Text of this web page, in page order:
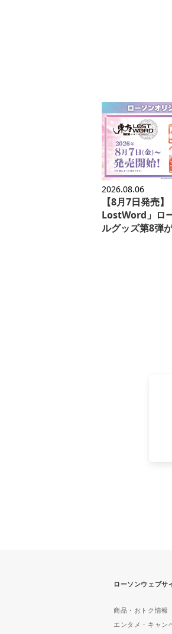
2026.08.06
【8月7日発売
LostWord」ロ
ルグッズ第8弾
ローソンウェブサ
商品・おトク情報
エンタメ・キャン